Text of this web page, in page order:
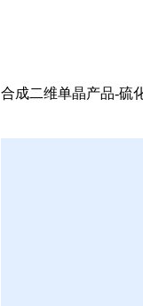
合成二维单晶产品-硫